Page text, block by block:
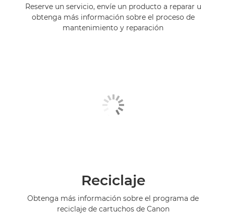
Reserve un servicio, envíe un producto a reparar u
obtenga más información sobre el proceso de
mantenimiento y reparación
Reciclaje
Obtenga más información sobre el programa de
reciclaje de cartuchos de Canon